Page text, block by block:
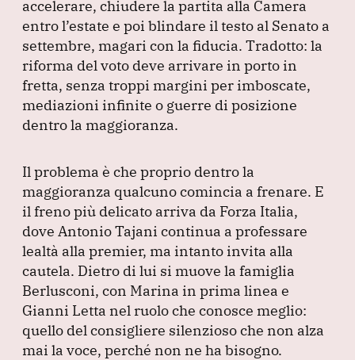
o
k
p
accelerare, chiudere la partita alla Camera
entro l’estate e poi blindare il testo al Senato a
settembre, magari con la fiducia. Tradotto: la
riforma del voto deve arrivare in porto in
fretta, senza troppi margini per imboscate,
mediazioni infinite o guerre di posizione
dentro la maggioranza.
Il problema è che proprio dentro la
maggioranza qualcuno comincia a frenare. E
il freno più delicato arriva da Forza Italia,
dove Antonio Tajani continua a professare
lealtà alla premier, ma intanto invita alla
cautela. Dietro di lui si muove la famiglia
Berlusconi, con Marina in prima linea e
Gianni Letta nel ruolo che conosce meglio:
quello del consigliere silenzioso che non alza
mai la voce, perché non ne ha bisogno.